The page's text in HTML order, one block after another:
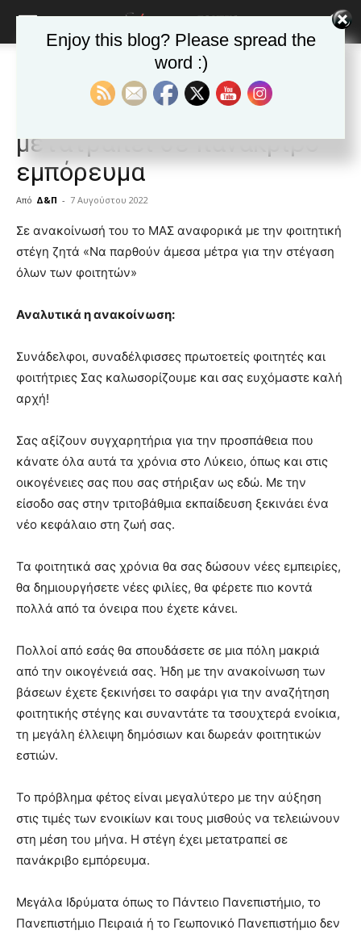
ΕΙΔΗΣΕΙΣ Ελλαδα
Η φοιτητική κατοικία έχει
μετατραπεί σε πανάκριβο
εμπόρευμα
Από Δ&Π - 7 Αυγούστου 2022
blonde
lesbians
very
hot
show.desi
lyons
teaches
you
meaning
of
pain.
pornhun
hd
porn
Σε ανακοίνωσή του το ΜΑΣ αναφορικά με την φοιτητική
στέγη ζητά «Να παρθούν άμεσα μέτρα για την στέγαση
όλων των φοιτητών»
Αναλυτικά η ανακοίνωση:
Συνάδελφοι, συναδέλφισσες πρωτοετείς φοιτητές και
φοιτήτριες Σας καλωσορίζουμε και σας ευχόμαστε καλή
αρχή!
Σας αξίζουν συγχαρητήρια για την προσπάθεια που
κάνατε όλα αυτά τα χρόνια στο Λύκειο, όπως και στις
οικογένειες σας που σας στήριξαν ως εδώ. Με την
είσοδο σας στην τριτοβάθμια εκπαίδευση ξεκινάει ένα
νέο κεφάλαιο στη ζωή σας.
Τα φοιτητικά σας χρόνια θα σας δώσουν νέες εμπειρίες,
θα δημιουργήσετε νέες φιλίες, θα φέρετε πιο κοντά
πολλά από τα όνειρα που έχετε κάνει.
Πολλοί από εσάς θα σπουδάσετε σε μια πόλη μακριά
από την οικογένειά σας. Ήδη με την ανακοίνωση των
βάσεων έχετε ξεκινήσει το σαφάρι για την αναζήτηση
φοιτητικής στέγης και συναντάτε τα τσουχτερά ενοίκια,
τη μεγάλη έλλειψη δημόσιων και δωρεάν φοιτητικών
εστιών.
Το πρόβλημα φέτος είναι μεγαλύτερο με την αύξηση
στις τιμές των ενοικίων και τους μισθούς να τελειώνουν
στη μέση του μήνα. Η στέγη έχει μετατραπεί σε
πανάκριβο εμπόρευμα.
Μεγάλα Ιδρύματα όπως το Πάντειο Πανεπιστήμιο, το
Πανεπιστήμιο Πειραιά ή το Γεωπονικό Πανεπιστήμιο δεν
Enjoy this blog? Please spread the
word :)